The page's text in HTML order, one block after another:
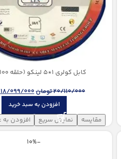
كابل کولری 1*5 لینکو (حلقه 100 متری)
20/110/000تومان18/099/000
افزودن به سبد خرید
مقایسه نمایش سریع افزودن به
-10%